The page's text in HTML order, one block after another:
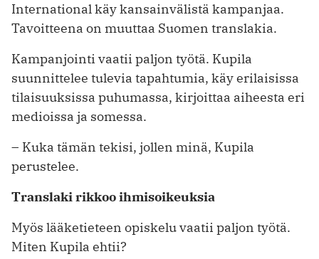
International käy kansain­välistä kampanjaa.
Tavoitteena on muuttaa Suomen translakia.
Kampanjointi vaatii paljon työtä. Kupila
suunnittelee tulevia tapahtumia, käy erilaisissa
tilaisuuksissa puhumassa, kirjoittaa aiheesta eri
medioissa ja somessa.
– Kuka tämän tekisi, jollen minä, ­Kupila
perustelee.
Translaki rikkoo ihmisoikeuksia
Myös lääketieteen opiskelu vaatii paljon työtä.
Miten Kupila ehtii?